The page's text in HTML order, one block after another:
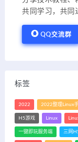
共同学习，共同
QQ交流群
标签
2022 2022整理Linux
H5游戏 Linux
一键即玩服务端 三网